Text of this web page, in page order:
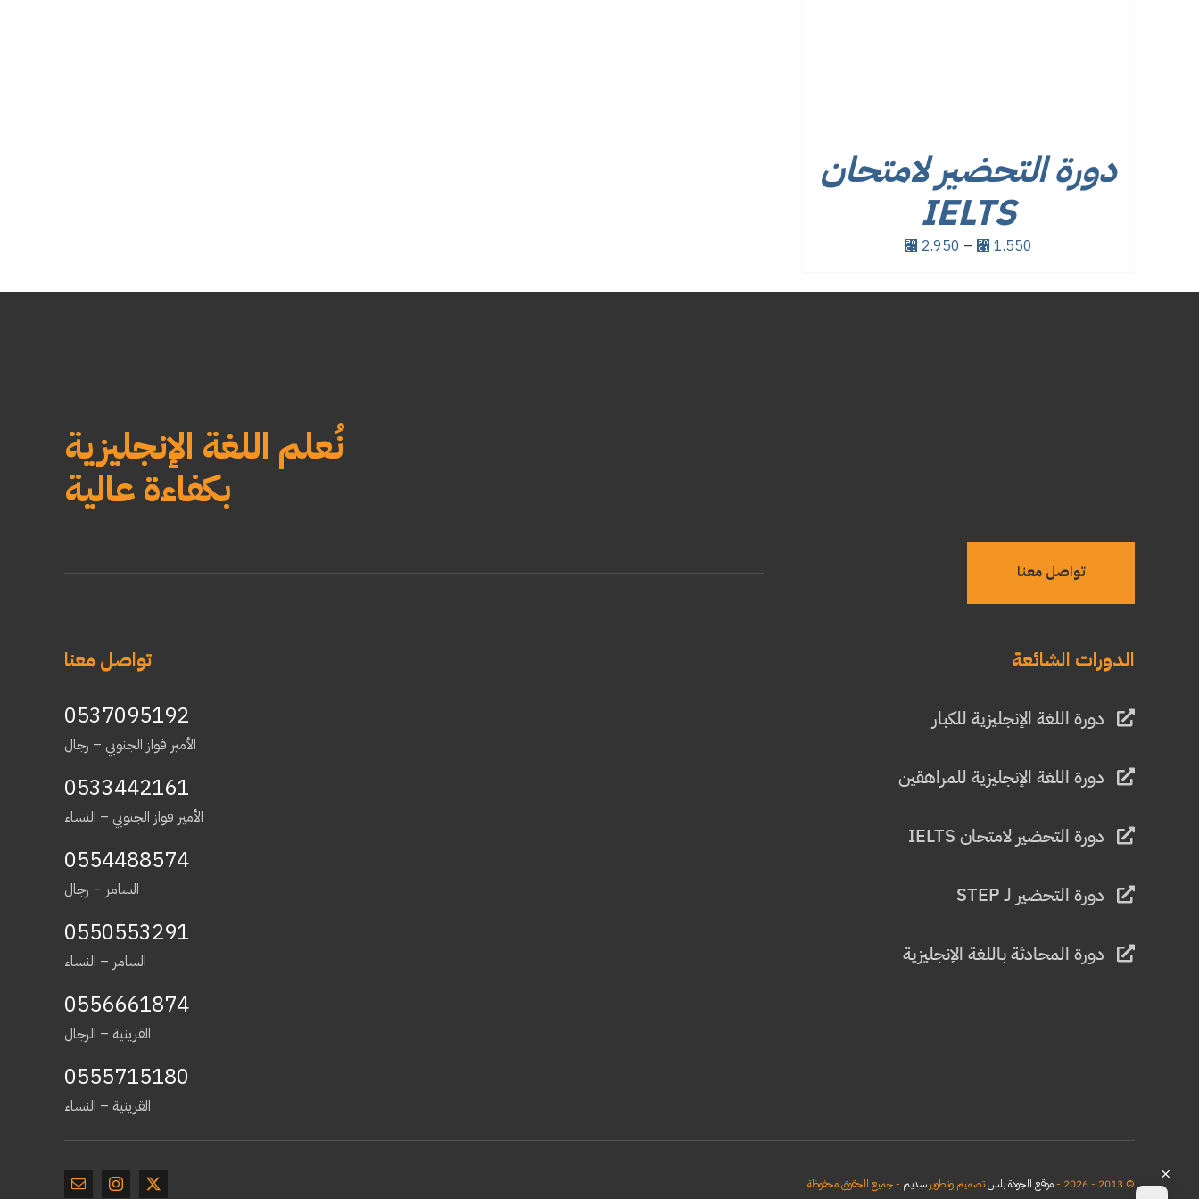
دورة التحضير لامتحان
IELTS
⃁ 1.550
–
⃁ 2.950
نطاق
السعر:
نُعلم اللغة الإنجليزية
بكفاءة عالية
تواصل معنا
الدورات الشائعة
دورة اللغة الإنجليزية للكبار
دورة اللغة الإنجليزية للمراهقين
دورة التحضير لامتحان IELTS
دورة التحضير لـ STEP
دورة المحادثة باللغة الإنجليزية
تواصل معنا
0537095192
الأمير فواز الجنوبي – رجال
0533442161
الأمير فواز الجنوبي – النساء
0554488574
السامر – رجال
0550553291
السامر – النساء
0556661874
القرينية – الرجال
0555715180
القرينية – النساء
© 2013 - 2026 - موقع الجودة بلستصميم وتطوير سديم - جميع الحقوق محفوظة